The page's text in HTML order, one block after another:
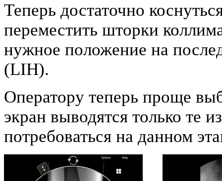
Теперь достаточно
переместить шторки
нужное положение на
(LIH).
Оператору теперь проще
экран выводятся только те
потребоваться на данном